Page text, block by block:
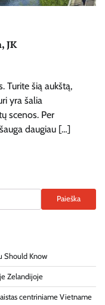
JK
Turite šią aukštą,
yra šalia
scenos. Per
daugiau […]
Paieška
Should Know
Zelandijoje
centriniame Vietname